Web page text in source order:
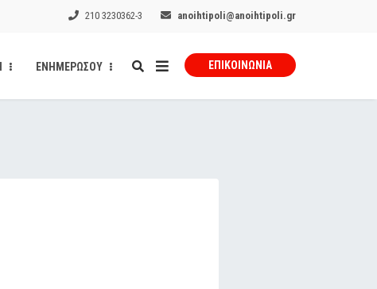
210 3230362-3 anoihtipoli@anoihtipoli.gr
ΕΝΗΜΕΡΩΣΟΥ ΕΠΙΚΟΙΝΩΝΊΑ